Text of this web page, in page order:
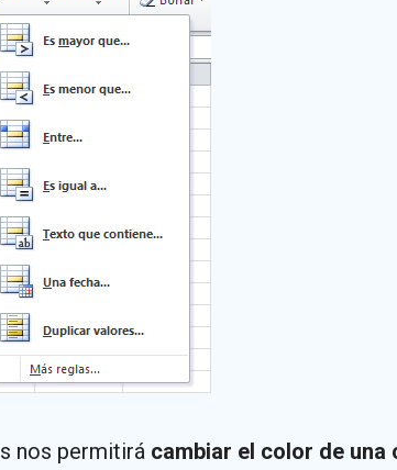
nos permitirá cambiar el color de una